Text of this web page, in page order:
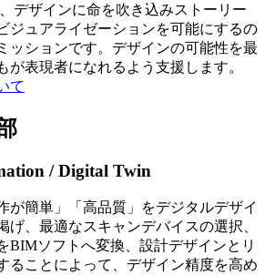
デザインに命を吹き込みストーリー
ジュアライゼーションを可能にするの
ッションです。デザインの可能性を最
が表現者になれるよう支援します。
て
/ Digital Twin
が簡単」「高品質」をデジタルデザイ
げ、最適なスキャンデバイスの選択、
BIMソフトへ変換、設計デザインとリ
ることによって、デザイン精度を高め